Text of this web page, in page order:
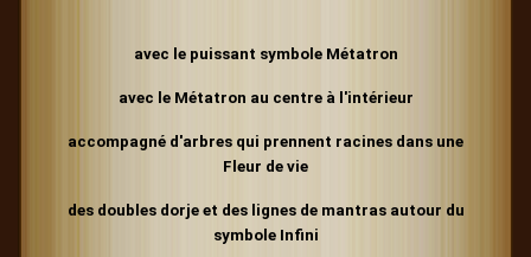
avec le puissant symbole Métatron
avec le Métatron au centre à l'intérieur
accompagné d'arbres qui prennent racines dans une
Fleur de vie
des doubles dorje et des lignes de mantras autour du
symbole Infini